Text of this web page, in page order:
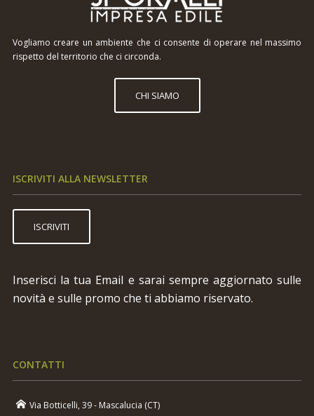
Vogliamo creare un ambiente che ci consente di operare nel massimo
rispetto del territorio che ci circonda.
CHI SIAMO
ISCRIVITI ALLA NEWSLETTER
ISCRIVITI
Inserisci la tua Email e sarai sempre aggiornato sulle
novità e sulle promo che ti abbiamo riservato.
CONTATTI
Via Botticelli, 39 - Mascalucia (CT)